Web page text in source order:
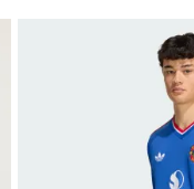
ほしいものリストに追加